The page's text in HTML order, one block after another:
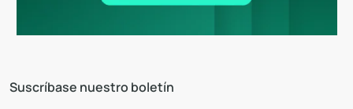
Suscríbase nuestro boletín